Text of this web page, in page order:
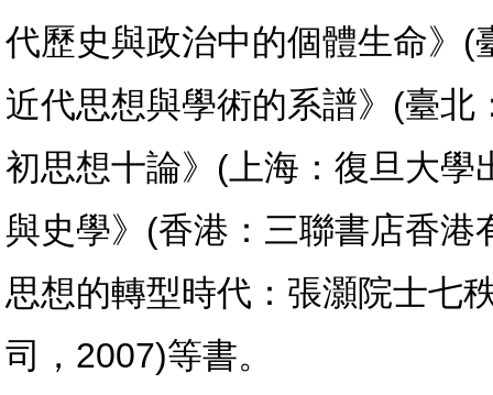
代歷史與政治中的個體生命》
近代思想與學術的系譜》(臺
初思想十論》(上海：復旦大
與史學》(香港：三聯書店香
思想的轉型時代：張灝院士七
司，2007)等書。